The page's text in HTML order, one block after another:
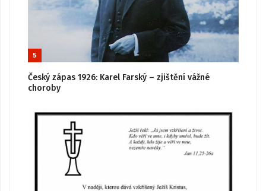
5
Český zápas 1926: Karel Farský – zjištění vážné
choroby